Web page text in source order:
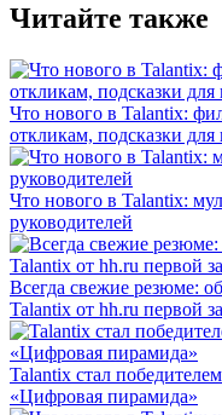
Читайте также
Что нового в Talantix:
откликам, подсказки
Что нового в Talantix:
руководителей
Всегда свежие резюме:
Talantix от hh.ru первой
Talantix cтал
«Цифровая пирамида»